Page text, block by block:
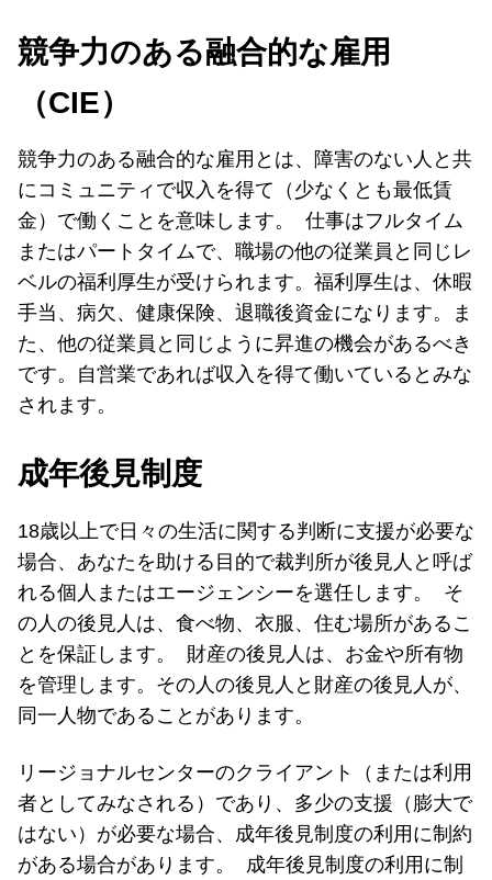
競争力のある融合的な雇用
（CIE）
競争力のある融合的な雇用とは、障害のない人と共
にコミュニティで収入を得て（少なくとも最低賃
金）で働くことを意味します。 仕事はフルタイム
またはパートタイムで、職場の他の従業員と同じレ
ベルの福利厚生が受けられます。福利厚生は、休暇
手当、病欠、健康保険、退職後資金になります。ま
た、他の従業員と同じように昇進の機会があるべき
です。自営業であれば収入を得て働いているとみな
されます。
成年後見制度
18歳以上で日々の生活に関する判断に支援が必要な
場合、あなたを助ける目的で裁判所が後見人と呼ば
れる個人またはエージェンシーを選任します。 そ
の人の後見人は、食べ物、衣服、住む場所があるこ
とを保証します。 財産の後見人は、お金や所有物
を管理します。その人の後見人と財産の後見人が、
同一人物であることがあります。
リージョナルセンターのクライアント（または利用
者としてみなされる）であり、多少の支援（膨大で
はない）が必要な場合、成年後見制度の利用に制約
がある場合があります。 成年後見制度の利用に制